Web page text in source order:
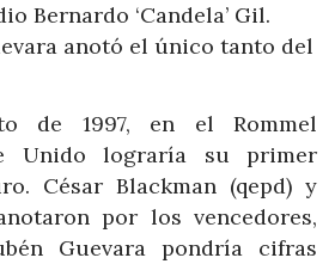
Bernardo ‘Candela’ Gil.
anotó el único tanto del
de 1997, en el Rommel
Unido lograría su primer
César Blackman (qepd) y
por los vencedores,
Guevara pondría cifras